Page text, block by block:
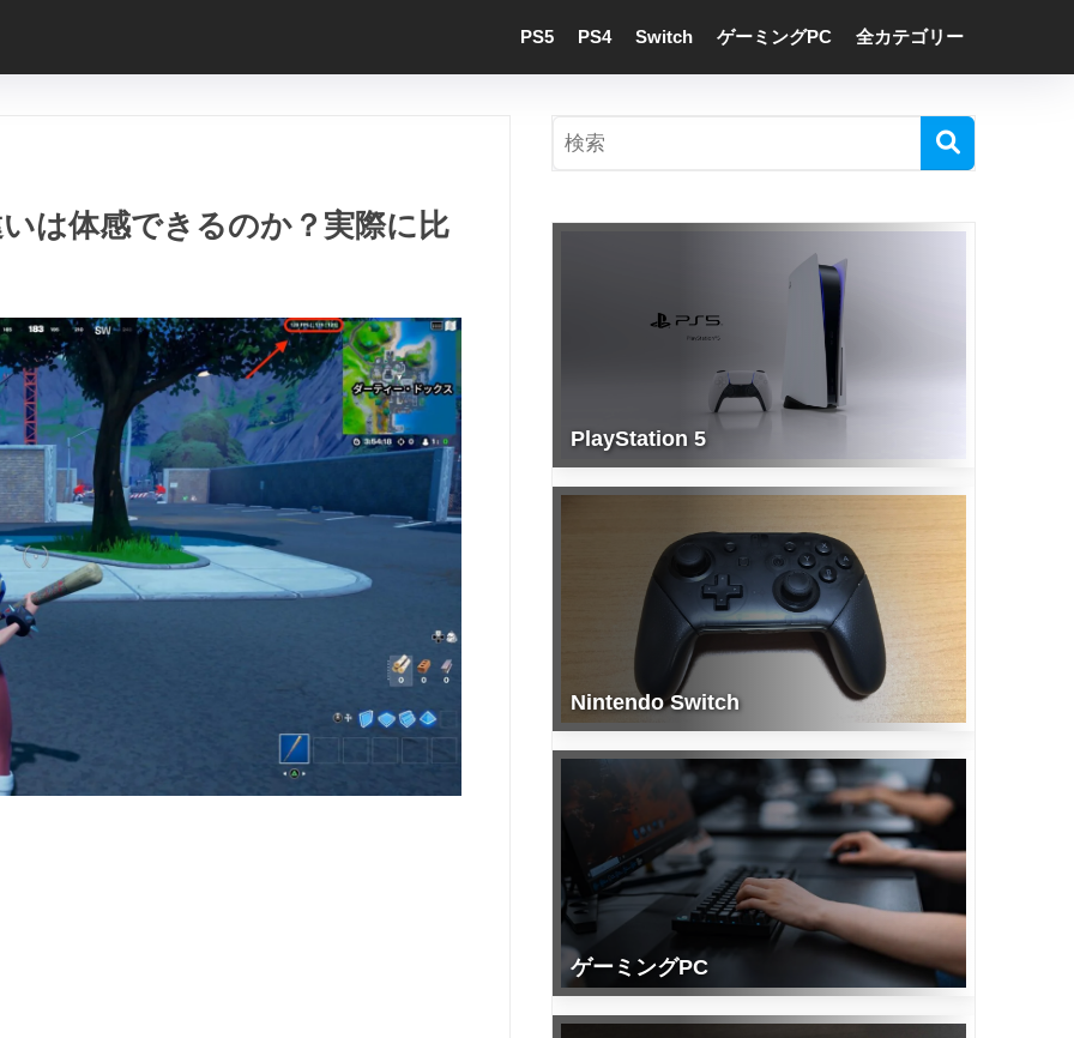
PS5 PS4 Switch ゲーミングPC 全カテゴリー
は体感できるのか？実際に比
PlayStation 5
Nintendo Switch
ゲーミングPC